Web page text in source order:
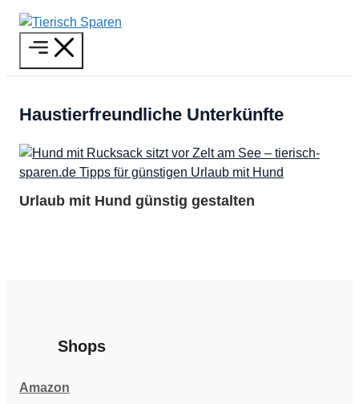
Zum
Inhalt
springen
Haustierfreundliche Unterkünfte
Urlaub mit Hund günstig gestalten
Shops
Amazon